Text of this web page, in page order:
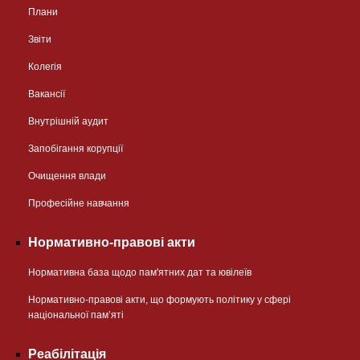
Плани
Звіти
Колегія
Вакансії
Внутрішній аудит
Запобігання корупції
Очищення влади
Професійне навчання
Нормативно-правові акти
Нормативна база щодо пам'ятних дат та ювілеїв
Нормативно-правові акти, що формують політику у сфері
національної памʼяті
Реабілітація